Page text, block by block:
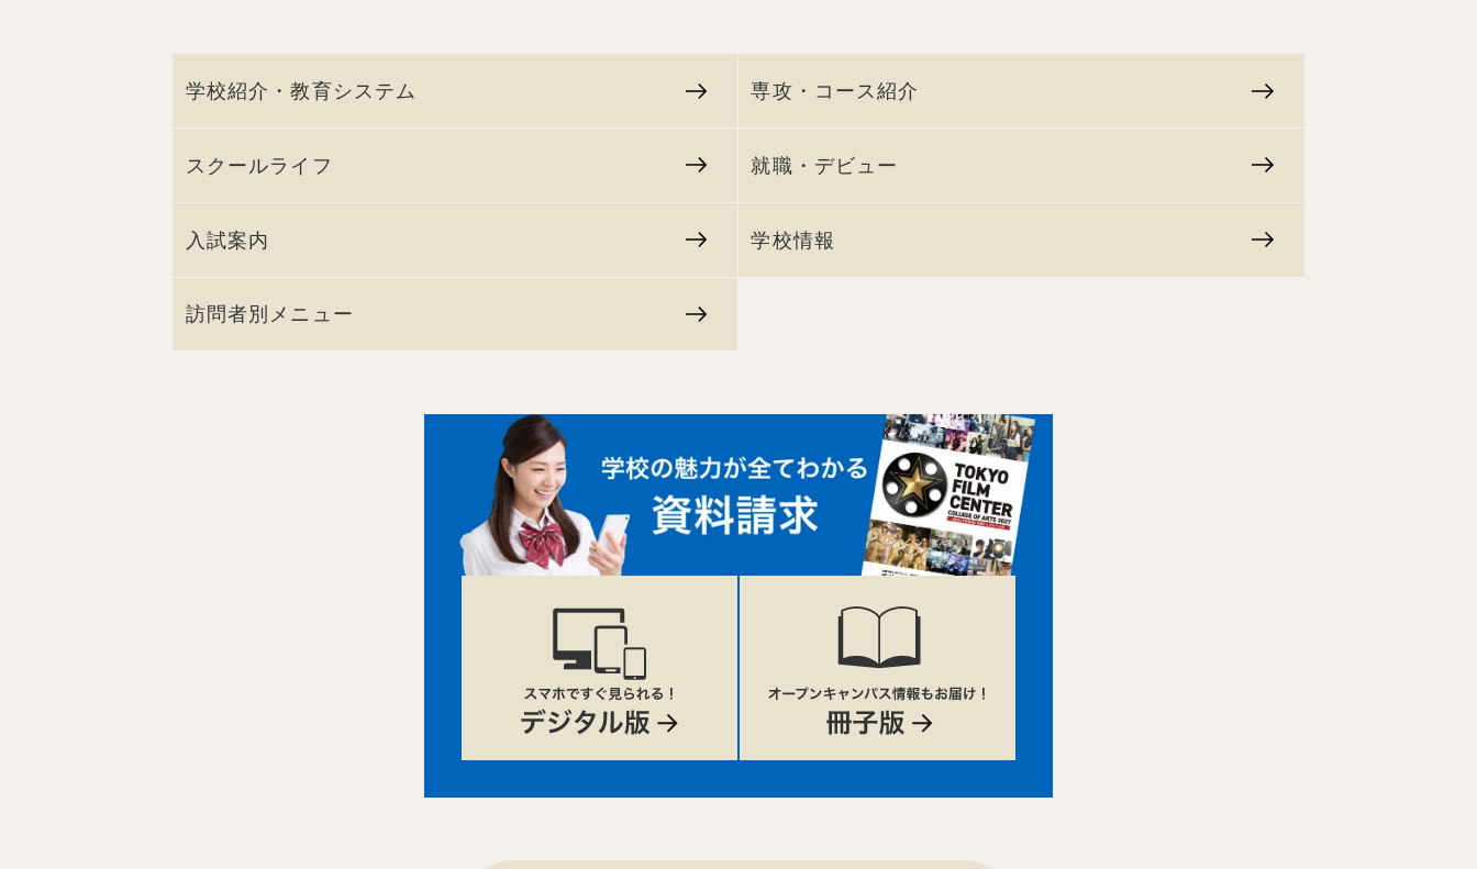
学校紹介・教育システム 専攻・コース紹介
スクールライフ 就職・デビュー
入試案内 学校情報
訪問者別メニュー